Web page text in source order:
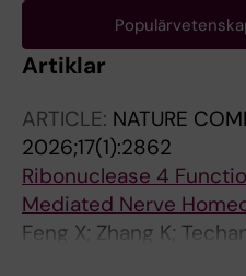
Artiklar
ARTICLE: NATURE
2026;17(1):2862
Ribonuclease 4
Mediated Nerve
Feng X; Zhang K;
Adori C; Murtazina A;